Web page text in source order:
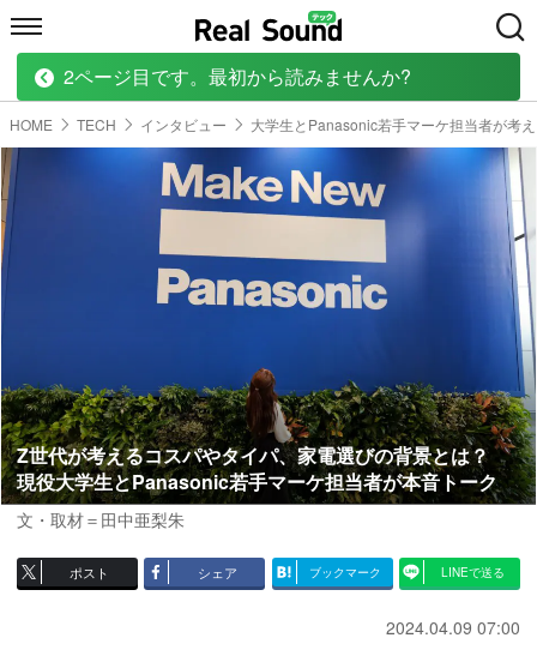
HOME MUSIC MOVIE TECH
HOME TECH インタビュー 大学生とPanasonic若手マーケ担当者が考
Z世代が考えるコスパやタイパ、家電選びの背景とは？
現役大学生とPanasonic若手マーケ担当者が本音トーク
文・取材＝田中亜梨朱
ポスト シェア ブックマーク LINEで送る
2024.04.09 07:00
2ページ目です。最初から読みませんか?